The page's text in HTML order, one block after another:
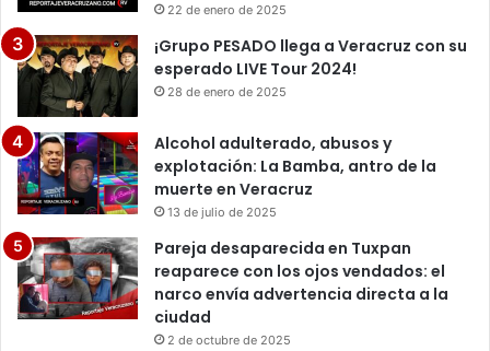
22 de enero de 2025
¡Grupo PESADO llega a Veracruz con su
esperado LIVE Tour 2024!
28 de enero de 2025
Alcohol adulterado, abusos y
explotación: La Bamba, antro de la
muerte en Veracruz
13 de julio de 2025
Pareja desaparecida en Tuxpan
reaparece con los ojos vendados: el
narco envía advertencia directa a la
ciudad
2 de octubre de 2025